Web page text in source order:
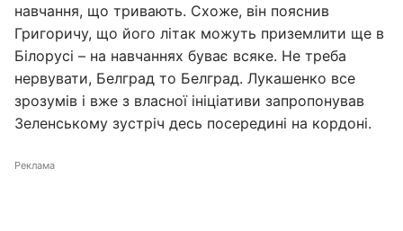
навчання, що тривають. Схоже, він пояснив
Григоричу, що його літак можуть приземлити ще в
Білорусі – на навчаннях буває всяке. Не треба
нервувати, Белград то Белград. Лукашенко все
зрозумів і вже з власної ініціативи запропонував
Зеленському зустріч десь посередині на кордоні.
Реклама